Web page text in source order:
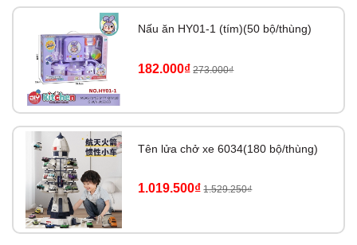
Nấu ăn HY01-1 (tím)(50 bộ/thùng)
182.000₫ 273.000₫
Tên lửa chở xe 6034(180 bộ/thùng)
1.019.500₫ 1.529.250₫